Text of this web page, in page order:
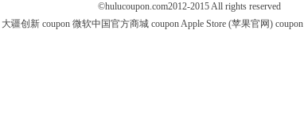
©hulucoupon.com2012-2015 All rights reserved
大疆创新 coupon 微软中国官方商城 couponApple Store (苹果官网) coupon